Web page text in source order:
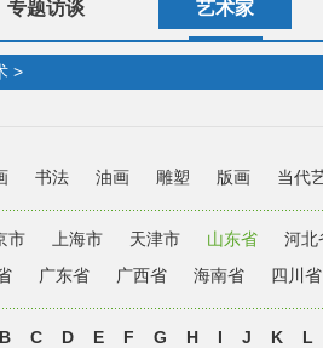
专题访谈 艺术家
>
书法 油画 雕塑 版画 当代
市 上海市 天津市 山东省
河北
广东省 广西省 海南省 四川省
B C D E F G H I J K L